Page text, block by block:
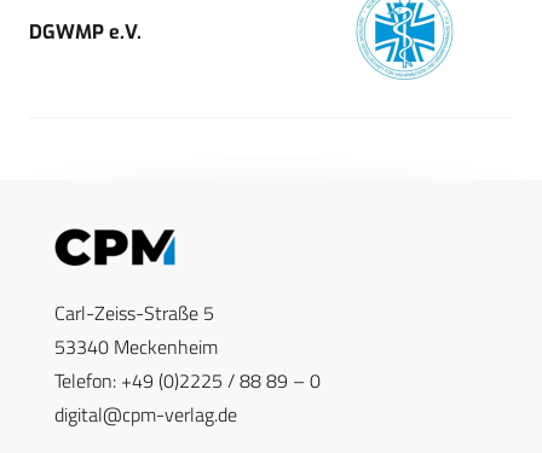
DGWMP e.V.
Carl-Zeiss-Straße 5
53340 Meckenheim
Telefon: +49 (0)2225 / 88 89 – 0
digital@cpm-verlag.de